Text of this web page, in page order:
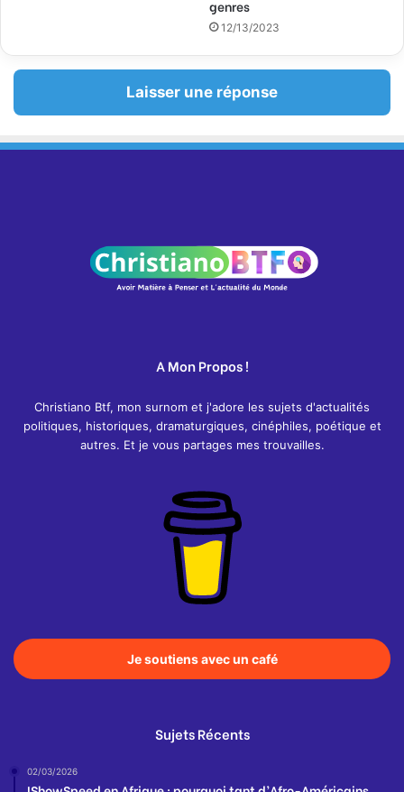
genres
12/13/2023
Laisser une réponse
A Mon Propos !
Christiano Btf, mon surnom et j'adore les sujets d'actualités
politiques, historiques, dramaturgiques, cinéphiles, poétique et
autres. Et je vous partages mes trouvailles.
Je soutiens avec un café
Sujets Récents
02/03/2026